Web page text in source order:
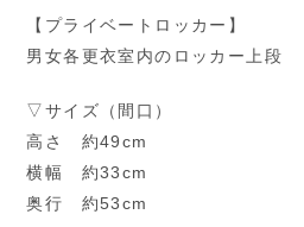
【プライベートロッカー】
男女各更衣室内のロッカー上段
▽サイズ（間口）
高さ 約49cm
横幅 約33cm
奥行 約53cm